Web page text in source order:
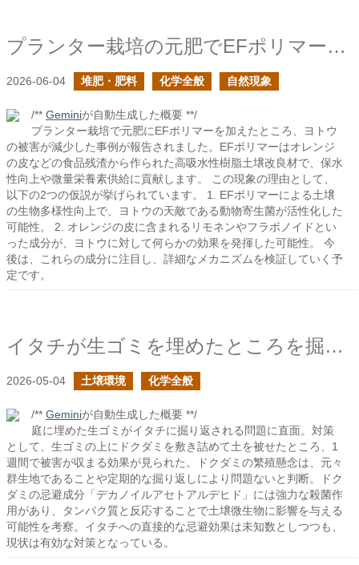
プランター栽培の元肥でEFポリマーを加えたらヨトウの被害が減ったのは何故？
2026-06-04 堆肥・肥料 化学全般 自然現象
/** Geminiが自動生成した概要 **/
プランター栽培で元肥にEFポリマーを加えたところ、ヨトウ
の被害が減少した事例が報告されました。EFポリマーはオレンジ
の皮などの食品残渣から作られた高吸水性樹脂土壌改良材で、保水
性向上や微量栄養素供給に貢献します。 この現象の理由として、
以下の2つの仮説が挙げられています。 1. EFポリマーによる土壌
の生物多様性向上で、ヨトウの天敵である動物寄生菌が活性化した
可能性。 2. オレンジの皮に含まれるリモネンやフラボノイドとい
った成分が、ヨトウに対して何らかの効果を発揮した可能性。 今
後は、これらの成分に注目し、詳細なメカニズムを検証していく予
定です。
イタチが生ゴミを埋めたところを掘り返すので、ドクダミの臭いでどうにか出来ないか
2026-05-04 土壌環境 化学全般
/** Geminiが自動生成した概要 **/
庭に埋めた生ゴミがイタチに掘り返される問題に直面。対策
として、生ゴミの上にドクダミを敷き詰めて土を被せたところ、1
週間で被害が収まる効果が見られた。ドクダミの繁殖懸念は、元々
群生地であることや定期的な掘り返しにより問題ないと判断。ドク
ダミの忌避成分「デカノイルアセトアルデヒド」には強力な殺菌作
用があり、タンパク質と反応することで土壌微生物に影響を与える
可能性を考察。イタチへの直接的な忌避効果は未知数としつつも、
現状は有効な対策となっている。